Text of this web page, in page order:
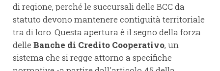
di regione, perché le succursali delle BCC da
statuto devono mantenere contiguità territoriale
tra di loro. Questa apertura è il segno della forza
delle Banche di Credito Cooperativo, un
sistema che si regge attorno a specifiche